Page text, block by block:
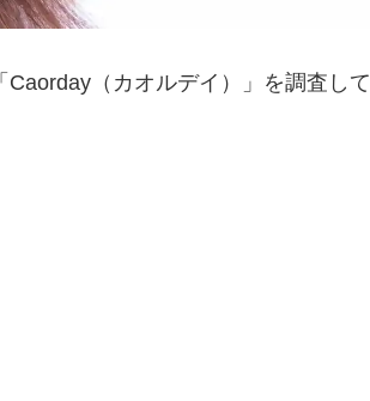
（カオルデイ）」を調査して